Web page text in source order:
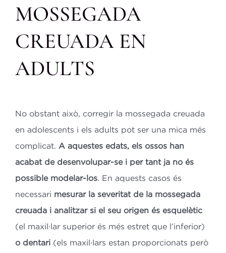
MOSSEGADA
CREUADA EN
ADULTS
No obstant això, corregir la mossegada creuada
en adolescents i els adults pot ser una mica més
complicat. A aquestes edats, els ossos han
acabat de desenvolupar-se i per tant ja no és
possible modelar-los. En aquests casos és
necessari mesurar la severitat de la mossegada
creuada i analitzar si el seu origen és esquelètic
(el maxil·lar superior és més estret que l’inferior)
o dentari(els maxil·lars estan proporcionats però